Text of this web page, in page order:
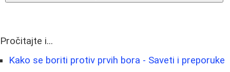
Pročitajte i...
Kako se boriti protiv prvih bora - Saveti i preporuke